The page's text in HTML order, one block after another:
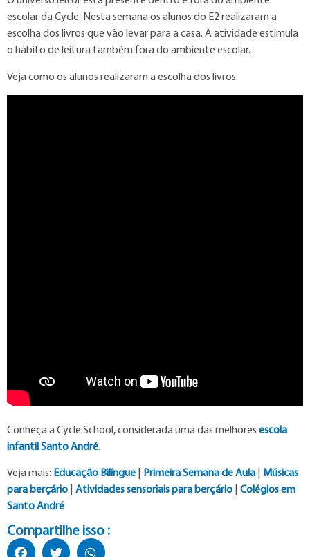
escolar da Cycle. Nesta semana os alunos do E2 realizaram a
escolha dos livros que vão levar para a casa. A atividade estimula
o hábito de leitura também fora do ambiente escolar.
Veja como os alunos realizaram a escolha dos livros:
Conheça a Cycle School, considerada uma das melhores escola
infantil Santo André.
Veja mais: Educação Bilíngue Primeira Semana de Aula
Músicas
para berçário
Atividades sensoriais para berçário
Colégios em
Santo André
Compartilhe isso :